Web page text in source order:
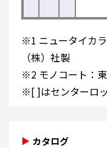
※1 ニュータイカ
（株）社製
※2 モノコート：
※[ ]はセンターロ
カタログ